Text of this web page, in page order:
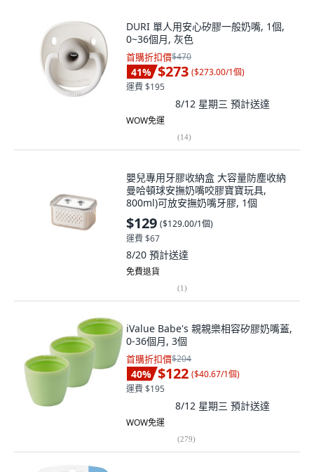
DURI 單人用安心矽膠一般奶嘴, 1個,
0~36個月, 灰色
首購折扣價$470
41% $273 ($273.00/1個)
運費 $195
8/12 星期三 預計送達
WOW免運
(14)
嬰兒專用牙膠收納盒 大容量防塵收納
曼哈頓球安撫奶嘴咬膠寶寶玩具,
800ml)可放安撫奶嘴牙膠, 1個
$129 ($129.00/1個)
運費 $67
8/20 預計送達
免費退貨
(1)
iValue Babe's 親親樂相容矽膠奶嘴蓋,
0-36個月, 3個
首購折扣價$204
40% $122 ($40.67/1個)
運費 $195
8/12 星期三 預計送達
WOW免運
(279)